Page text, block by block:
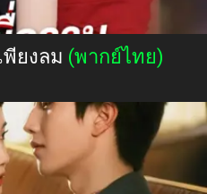
พียงลม (พากย์ไทย)